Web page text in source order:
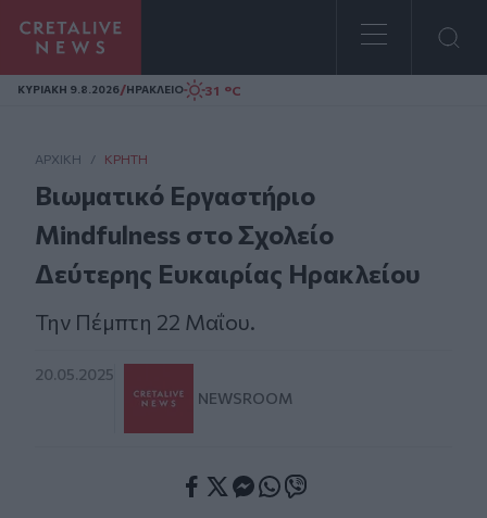
Homepage
ΚΥΡΙΑΚΗ 9.8.2026/ΗΡΑΚΛΕΙΟ 31 °C
ΑΡΧΙΚΗ / ΚΡΉΤΗ
Βιωματικό Εργαστήριο
Mindfulness στο Σχολείο
Δεύτερης Ευκαιρίας Ηρακλείου
Την Πέμπτη 22 Μαΐου.
20.05.2025
NEWSROOM